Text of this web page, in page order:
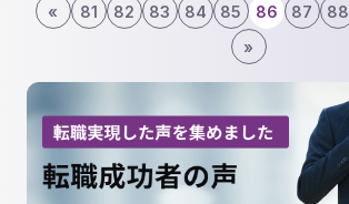
« 81 82 83 84 85 86 87 88
»